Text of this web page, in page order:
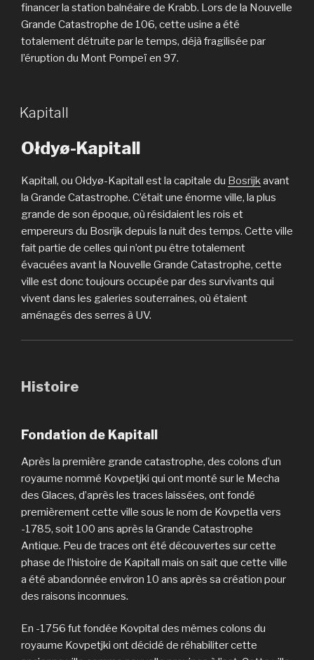
financer la station balnéaire de Krabb. Lors de la Nouvelle
Grande Catastrophe de 106, cette usine a été
totalement détruite par le temps, déjà fragilisée par
l’éruption du Mont Pompeï en 97.
Kapitall
Ołdyø-Kapitall
Kapitall, ou Ołdyø-Kapitall est la capitale du Bosrijkavant
la Grande Catastrophe. C’était une énorme ville, la plus
grande de son époque, où résidaient les rois et
empereurs du Bosrijk depuis la nuit des temps. Cette ville
fait partie de celles qui n’ont pu être totalement
évacuées avant la Nouvelle Grande Catastrophe, cette
ville est donc toujours occupée par des survivants qui
vivent dans les galeries souterraines, où étaient
aménagés des serres à UV.
Histoire
Fondation de Kapitall
Après la première grande catastrophe, des colons d’un
royaume nommé Kovpetjki qui ont monté sur le Mecha
des Glaces, d’après les traces laissées, ont fondé
premièrement cette ville sous le nom de Kovpetla vers
-1785, soit 100 ans après la Grande Catastrophe
Antique. Peu de traces ont été découvertes sur cette
phase de l’histoire de Kapitall mais on sait que cette ville
a été abandonnée environ 10 ans après sa création pour
des raisons inconnues.
En -1756 fut fondée Kovpital des mêmes colons du
royaume Kovpetjki ont décidé de réhabiliter cette